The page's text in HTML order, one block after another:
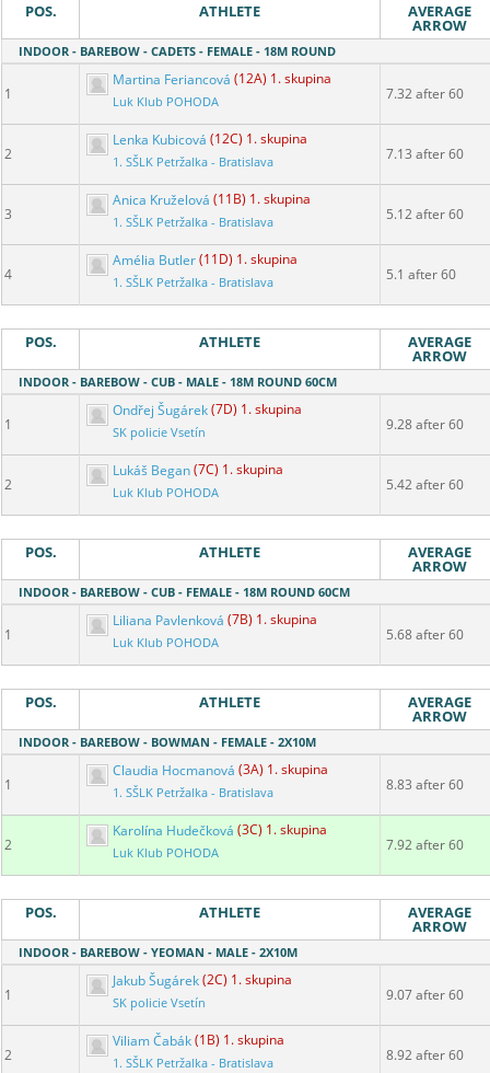
POS. ATHLETE AVERAGE
ARROW
INDOOR - BAREBOW - CADETS - FEMALE - 18M ROUND
1
Martina Feriancová (12A) 1. skupina
Luk Klub POHODA 7.32 after 60
2
Lenka Kubicová (12C) 1. skupina
1. SŠLK Petržalka - Bratislava 7.13 after 60
3
Anica Kruželová (11B) 1. skupina
1. SŠLK Petržalka - Bratislava 5.12 after 60
4
Amélia Butler(11D) 1. skupina
1. SŠLK Petržalka - Bratislava 5.1 after 60
POS. ATHLETE AVERAGE
ARROW
INDOOR - BAREBOW - CUB - MALE - 18M ROUND 60CM
1
Ondřej Šugárek(7D) 1. skupina
SK policie Vsetín 9.28 after 60
2
Lukáš Began(7C) 1. skupina
Luk Klub POHODA 5.42 after 60
POS. ATHLETE AVERAGE
ARROW
INDOOR - BAREBOW - CUB - FEMALE - 18M ROUND 60CM
1
Liliana Pavlenková (7B) 1. skupina
Luk Klub POHODA 5.68 after 60
POS. ATHLETE AVERAGE
ARROW
INDOOR - BAREBOW - BOWMAN - FEMALE - 2X10M
1
Claudia Hocmanová (3A) 1. skupina
1. SŠLK Petržalka - Bratislava 8.83 after 60
2
Karolína Hudečková (3C) 1. skupina
Luk Klub POHODA 7.92 after 60
POS. ATHLETE AVERAGE
ARROW
INDOOR - BAREBOW - YEOMAN - MALE - 2X10M
1
Jakub Šugárek(2C) 1. skupina
SK policie Vsetín 9.07 after 60
2
Viliam Čabák(1B) 1. skupina
1. SŠLK Petržalka - Bratislava 8.92 after 60